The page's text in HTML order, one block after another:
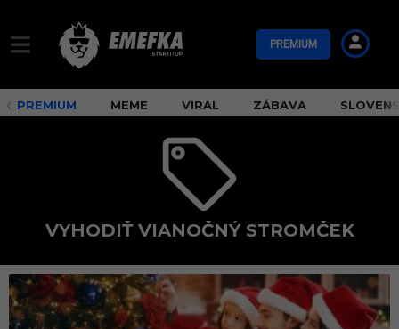
PREMIUM
PREMIUM MEME VIRAL ZÁBAVA
VYHODIŤ VIANOČNÝ STROMČEK
v
y